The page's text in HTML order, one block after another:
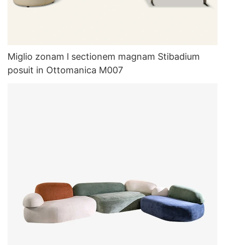
Miglio zonam l sectionem magnam Stibadium
posuit in Ottomanica M007